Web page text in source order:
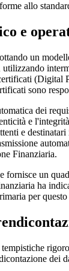
allo
e
un
(Digital
sono
dei
e
e
Finanziaria.
fornisce un
ha
per
dei